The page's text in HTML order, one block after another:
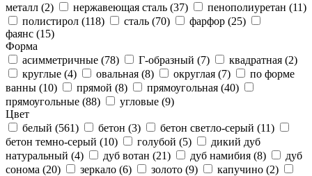
металл (2) нержавеющая сталь (37) пенополиуретан (11)
полистирол (118) сталь (70) фарфор (25)
фаянс (15)
Форма
асимметричные (78) Г-образный (7) квадратная (2)
круглые (4) овальная (8) округлая (7)
по форме
ванны (10) прямой (8) прямоугольная (40)
прямоугольные (88) угловые (9)
Цвет
белый (561) бетон (3) бетон светло-серый (11)
бетон темно-серый (10) голубой (5)
дикий дуб
натуральный (4) дуб вотан (21) дуб намибия (8)
дуб
сонома (20) зеркало (6) золото (9) капучино (2)